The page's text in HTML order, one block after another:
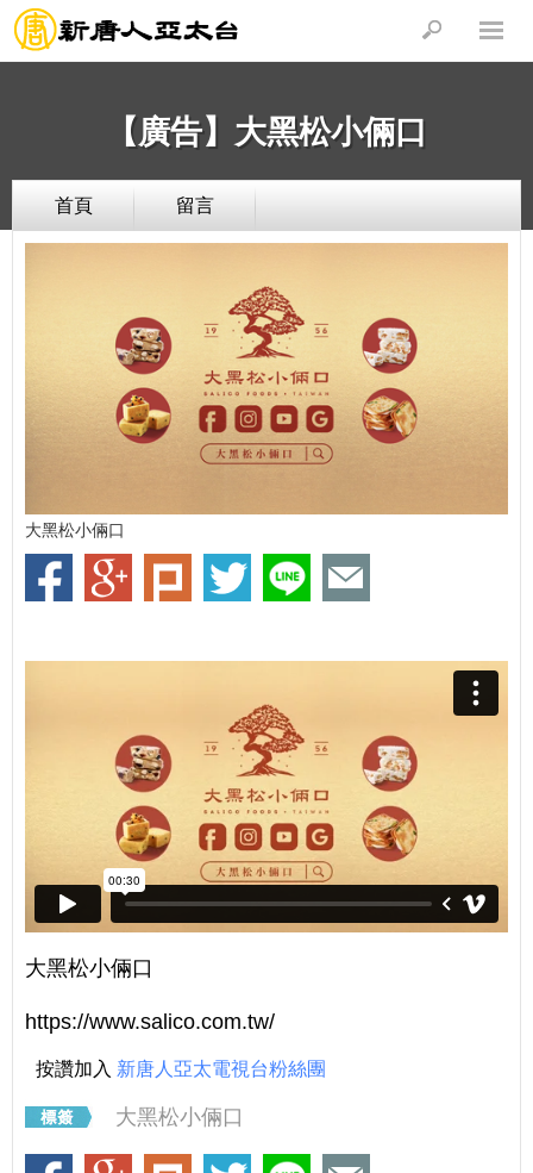
【廣告】大黑松小倆口
首頁 留言
大黑松小倆口
大黑松小倆口
https://www.salico.com.tw/
按讚加入 新唐人亞太電視台粉絲團
大黑松小倆口